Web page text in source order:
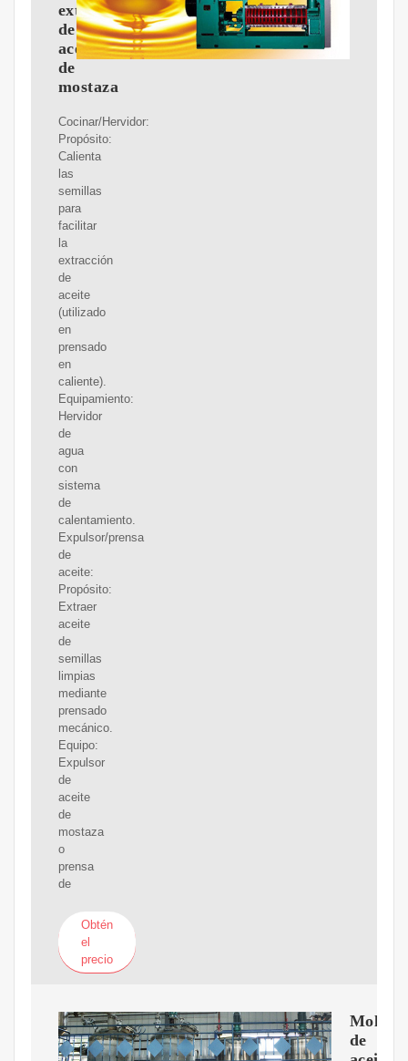
extracción
de
aceite
de
mostaza
Cocinar/Hervidor:
Propósito:
Calienta
las
semillas
para
facilitar
la
extracción
de
aceite
(utilizado
en
prensado
en
caliente).
Equipamiento:
Hervidor
de
agua
con
sistema
de
calentamiento.
Expulsor/prensa
de
aceite:
Propósito:
Extraer
aceite
de
semillas
limpias
mediante
prensado
mecánico.
Equipo:
Expulsor
de
aceite
de
mostaza
o
prensa
de
Obtén
el
precio
Molino
de